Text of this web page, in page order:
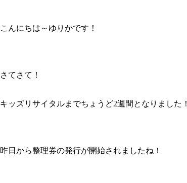
こんにちは～ゆりかです！
さてさて！
キッズリサイタルまでちょうど2週間となりました！
昨日から整理券の発行が開始されましたね！